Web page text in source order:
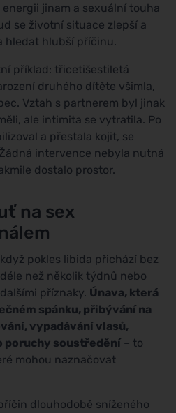
jinam a sexuální touha
se životní situace zlepší a
hledat hlubší příčinu.
příklad: třicetišestiletá
druhého dítěte všimla,
Vztah s partnerem byl jinak
ale intimita se vytratila. Po
a přestala kojit, se
intervence nebyla nutná
dostalo prostor.
na sex
pokles libida přichází bez
než několik týdnů nebo
příznaky. Únava, která
spánku, přibývání na
vypadávání vlasů,
poruchy soustředění – to
mohou naznačovat
dlouhodobě sníženého